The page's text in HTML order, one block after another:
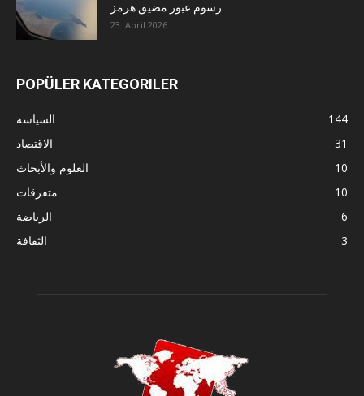
رسوم عبور مضيق هرمز...
23. April 2026
POPÜLER KATEGORILER
السياسة
144
الاقتصاد
31
العلوم والأبحاث
10
متفرقات
10
الرياضة
6
الثقافة
3